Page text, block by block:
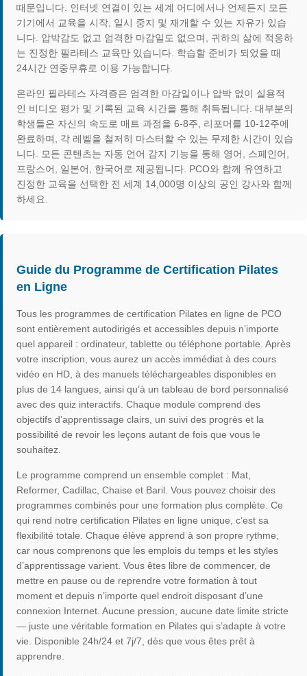
때문입니다. 인터넷 연결이 있는 세계 어디에서나 언제든지 모든
기기에서 교육을 시작, 일시 중지 및 재개할 수 있는 자유가 있습
니다. 압박감도 없고 엄격한 마감일도 없으며, 귀하의 삶에 적응하
는 진정한 필라테스 교육만 있습니다. 학습할 준비가 되었을 때
24시간 연중무휴로 이용 가능합니다.
온라인 필라테스 자격증은 엄격한 마감일이나 압박 없이 실용적
인 비디오 평가 및 기록된 교육 시간을 통해 취득됩니다. 대부분의
학생들은 자신의 속도로 매트 과정을 6-8주, 리포머를 10-12주에
완료하며, 각 레벨을 철저히 마스터할 수 있는 무제한 시간이 있습
니다. 모든 콘텐츠는 자동 언어 감지 기능을 통해 영어, 스페인어,
프랑스어, 일본어, 한국어로 제공됩니다. PCO와 함께 유연하고
진정한 교육을 선택한 전 세계 14,000명 이상의 공인 강사와 함께
하세요.
Guide du Programme de Certification Pilates
en Ligne
Tous les programmes de certification Pilates en ligne de PCO
sont entièrement autodirigés et accessibles depuis n’importe
quel appareil : ordinateur, tablette ou téléphone portable. Après
votre inscription, vous aurez un accès immédiat à des cours
vidéo en HD, à des manuels téléchargeables disponibles en
plus de 14 langues, ainsi qu’à un tableau de bord personnalisé
avec des quiz interactifs. Chaque module comprend des
objectifs d’apprentissage clairs, un suivi des progrès et la
possibilité de revoir les leçons autant de fois que vous le
souhaitez.
Le programme comprend un ensemble complet : Mat,
Reformer, Cadillac, Chaise et Baril. Vous pouvez choisir des
programmes combinés pour une formation plus complète. Ce
qui rend notre certification Pilates en ligne unique, c’est sa
flexibilité totale. Chaque élève apprend à son propre rythme,
car nous comprenons que les emplois du temps et les styles
d’apprentissage varient. Vous êtes libre de commencer, de
mettre en pause ou de reprendre votre formation à tout
moment et depuis n’importe quel endroit disposant d’une
connexion Internet. Aucune pression, aucune date limite stricte
— juste une véritable formation en Pilates qui s’adapte à votre
vie. Disponible 24h/24 et 7j/7, dès que vous êtes prêt à
apprendre.